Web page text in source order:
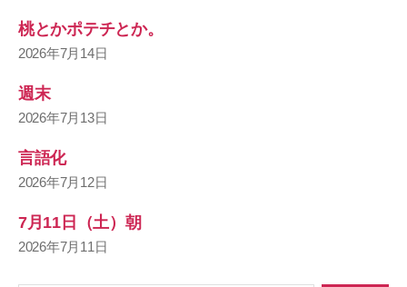
桃とかポテチとか。
2026年7月14日
週末
2026年7月13日
言語化
2026年7月12日
7月11日（土）朝
2026年7月11日